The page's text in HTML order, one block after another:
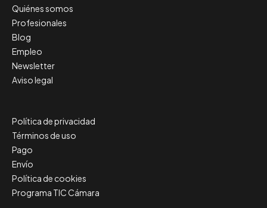
Quiénes somos
Profesionales
Blog
Empleo
Newsletter
Aviso legal
Política de privacidad
Términos de uso
Pago
Envío
Política de cookies
Programa TIC Cámara